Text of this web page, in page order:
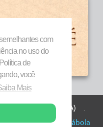
com
no uso do
de
você
Mais
de Marabá (PA) .
porAgência Parábola